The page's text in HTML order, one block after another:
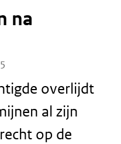
na
overlijdt
al zijn
op de